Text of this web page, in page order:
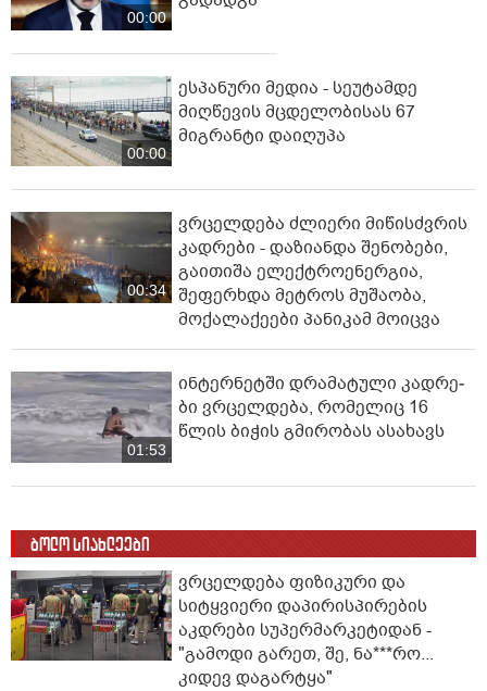
00:00
00:00
ესპანური მედია - სეუტამდე
მიღწევის მცდელობისას 67
მიგრანტი დაიღუპა
00:34
ვრცელდება ძლიერი მიწისძვრის
კადრები - დაზიანდა შენობები,
გაითიშა ელექტროენერგია,
შეფერხდა მეტროს მუშაობა,
მოქალაქეები პანიკამ მოიცვა
01:53
ინ­ტერ­ნეტ­ში დრა­მა­ტუ­ლი კად­რე­
ბი ვრცელდება, რომელიც 16
წლის ბიჭის გმირობას ასახავს
ბოლო სიახლეები
ვრცელდება ფიზიკური და
სიტყვიერი დაპირისპირების
აკდრები სუპერმარკეტიდან -
"გამოდი გარეთ, შე, ნა***რო...
კიდევ დაგარტყა"